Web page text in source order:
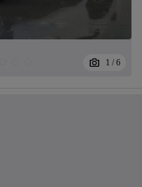
1 / 6